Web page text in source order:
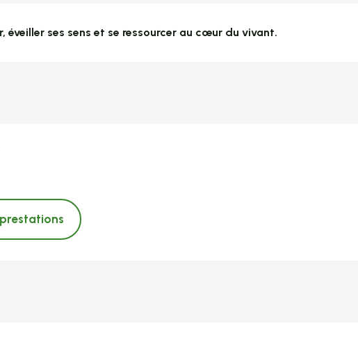
éveiller ses sens et se ressourcer au cœur du vivant.